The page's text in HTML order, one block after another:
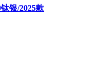
银/2025款